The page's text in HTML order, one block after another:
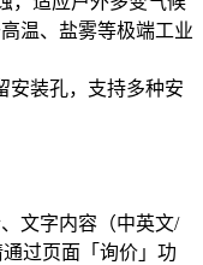
温、盐雾等极端工业
安装孔，支持多种安
文字内容（中英文/
过页面「询价」功